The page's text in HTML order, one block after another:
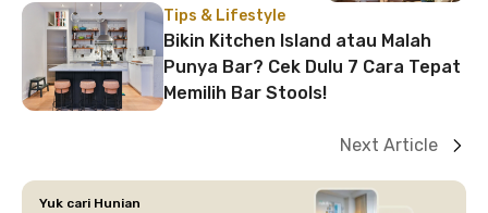
Tips & Lifestyle
Bikin Kitchen Island atau Malah
Punya Bar? Cek Dulu 7 Cara Tepat
Memilih Bar Stools!
Next Article
Yuk cari Hunian